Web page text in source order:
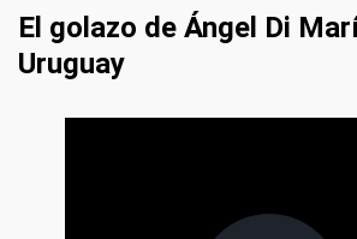
El golazo de Ángel Di
Uruguay